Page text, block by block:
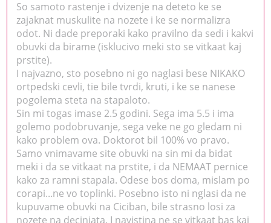
So samoto rastenje i dvizenje na deteto ke se
zajaknat muskulite na nozete i ke se normalizra
odot. Ni dade preporaki kako pravilno da sedi i kakvi
obuvki da birame (isklucivo meki sto se vitkaat kaj
prstite).
I najvazno, sto posebno ni go naglasi bese NIKAKO
ortpedski cevli, tie bile tvrdi, kruti, i ke se nanese
pogolema steta na stapaloto.
Sin mi togas imase 2.5 godini. Sega ima 5.5 i ima
golemo podobruvanje, sega veke ne go gledam ni
kako problem ova. Doktorot bil 100% vo pravo.
Samo vnimavame site obuvki na sin mi da bidat
meki i da se vitkaat na prstite, i da NEMAAT pernice
kako za ramni stapala. Odese bos doma, mislam po
corapi...ne vo toplinki. Posebno isto ni nglasi da ne
kupuvame obuvki na Ciciban, bile strasno losi za
nozete na decinjata. I navistina ne se vitkaat bas kaj